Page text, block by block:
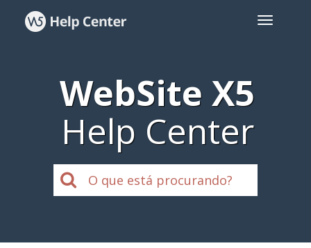
WebSite X5
Help Center